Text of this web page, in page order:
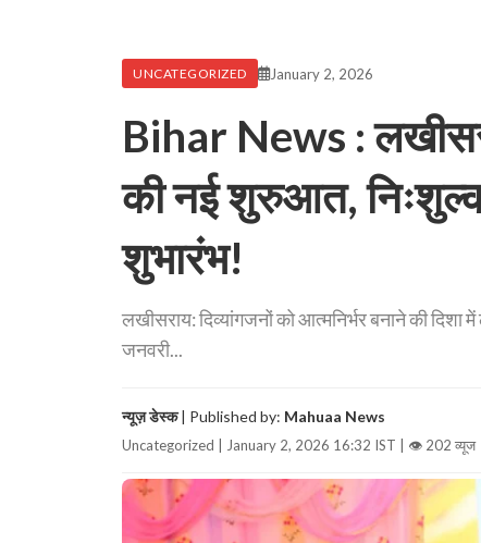
UNCATEGORIZED January 2, 2026
Bihar News :
की नई शुरुआत,
शुभारंभ!
लखीसराय: दिव्यांगजनों को आत्मनिर्भर बनाने की
जनवरी...
न्यूज़ डेस्क| Published by: Mahuaa News
Uncategorized | January 2, 2026 16:32 IST | 👁 202 व्यूज